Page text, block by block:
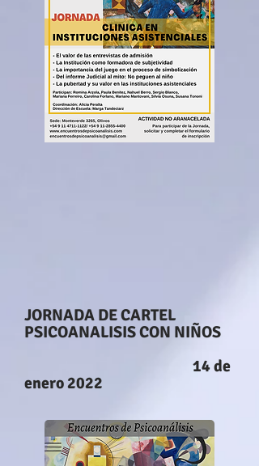
JORNADA DE CARTEL
PSICOANALISIS CON NIÑOS
14 de
enero 2022